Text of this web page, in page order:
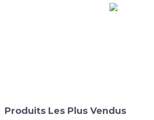
Produits Les Plus Vendus